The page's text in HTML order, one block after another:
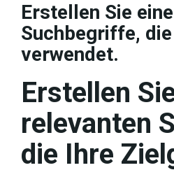
Erstellen Sie
Suchbegriffe,
verwendet.
Erstellen
relevanten
die Ihre